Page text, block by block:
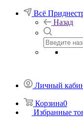
Всё
Назад
Личный
Корзина0
Избранные